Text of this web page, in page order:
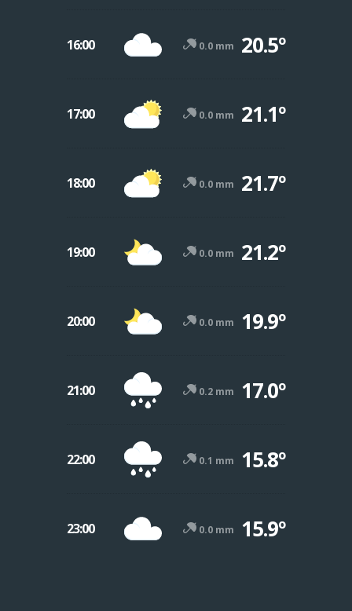
16:00 0.0 mm 20.5º
17:00 0.0 mm 21.1º
18:00 0.0 mm 21.7º
19:00 0.0 mm 21.2º
20:00 0.0 mm 19.9º
21:00 0.2 mm 17.0º
22:00 0.1 mm 15.8º
23:00 0.0 mm 15.9º